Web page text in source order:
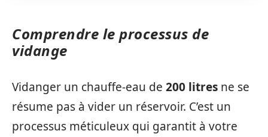
Comprendre le processus de
vidange
Vidanger un chauffe-eau de 200 litres ne se
résume pas à vider un réservoir. C’est un
processus méticuleux qui garantit à votre